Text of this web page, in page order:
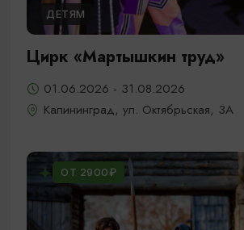
ДЕТЯМ
Цирк «Мартышкин труд»
01.06.2026 - 31.08.2026
Калининград, ул. Октябрьская, 3А
ОТ 2900₽